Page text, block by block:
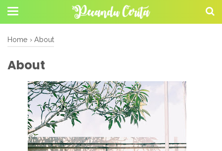
Home › About
About